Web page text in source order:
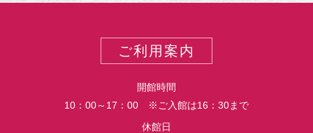
ご利用案内
開館時間
10：00～17：00 ※ご入館は16：30まで
休館日